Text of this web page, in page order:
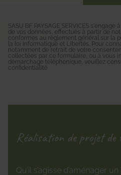
SASU BF PAYSAGE SERVICES
de vos données, effectués à partir de
conformes au règlement général sur la
la loi Informatique et Libertés. Pour
notamment de retrait de votre
collectées par ce formulaire, ou à vous
démarchage téléphonique, veuillez
confidentialité
Réalisation de projet de
Qu’il s’agisse d’aménager